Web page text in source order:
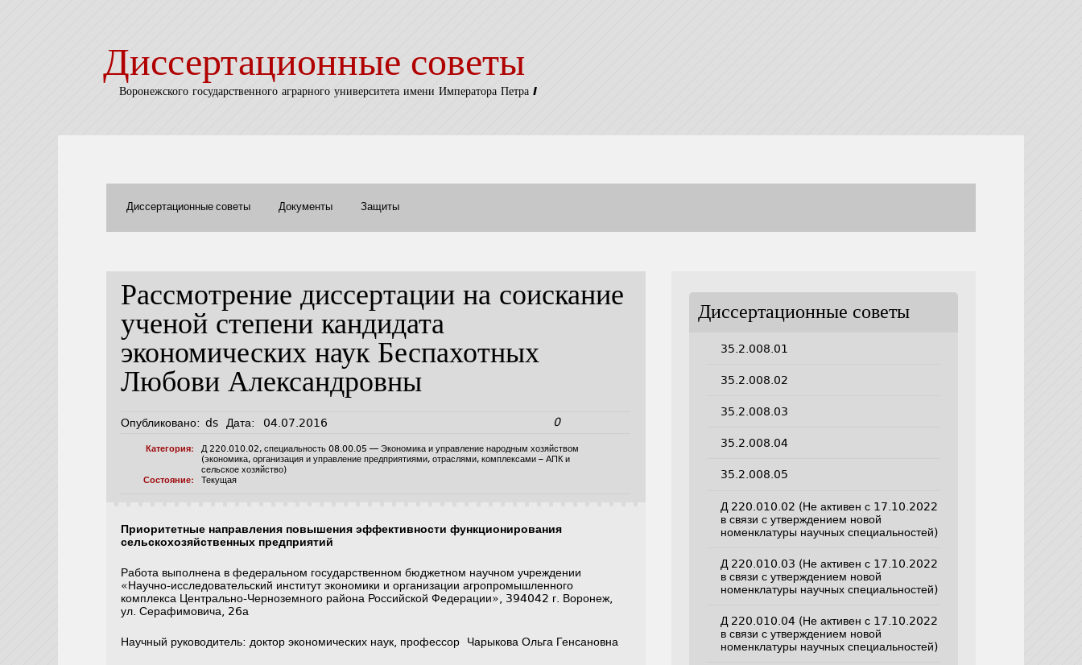
Диссертационные советы
Воронежского государственного аграрного университета имени Императора Петра I
Диссертационные советы Документы Защиты
Рассмотрение диссертации на соискание
ученой степени кандидата
экономических наук Беспахотных
Любови Александровны
Опубликовано: ds Дата: 04.07.2016 0
Категория: Д 220.010.02,специальность 08.00.05 — Экономика и управление народным хозяйством
(экономика, организация и управление предприятиями, отраслями, комплексами – АПК и
сельское хозяйство)
Состояние:
Текущая
Приоритетные направления повышения эффективности функционирования
сельскохозяйственных предприятий
Работа выполнена в федеральном государственном бюджетном научном учреждении
«Научно-исследовательский институт экономики и организации агропромышленного
комплекса Центрально-Черноземного района Российской Федерации», 394042 г. Воронеж,
ул. Серафимовича, 26а
Научный руководитель: доктор экономических наук, профессор Чарыкова Ольга Генсановна
Диссертационные советы
35.2.008.01
35.2.008.02
35.2.008.03
35.2.008.04
35.2.008.05
Д 220.010.02 (Не активен с 17.10.2022
в связи с утверждением новой
номенклатуры научных специальностей)
Д 220.010.03 (Не активен с 17.10.2022
в связи с утверждением новой
номенклатуры научных специальностей)
Д 220.010.04 (Не активен с 17.10.2022
в связи с утверждением новой
номенклатуры научных специальностей)